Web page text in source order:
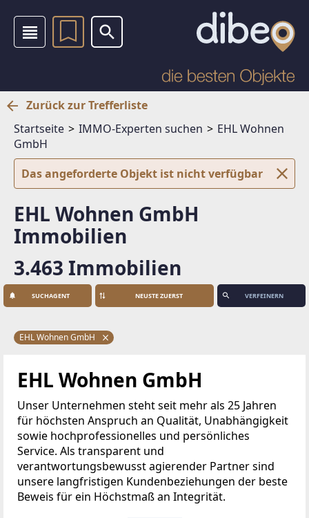
Zurück zur Trefferliste
Startseite
IMMO-Experten suchen
EHL Wohnen
GmbH
Das angeforderte Objekt ist nicht verfügbar
EHL Wohnen GmbH
Immobilien
3.463 Immobilien
SUCHAGENT VERFEINERN
EHL Wohnen GmbH
EHL Wohnen GmbH
Unser Unternehmen steht seit mehr als 25 Jahren
für höchsten Anspruch an Qualität, Unabhängigkeit
sowie hochprofessionelles und persönliches
Service. Als transparent und
verantwortungsbewusst agierender Partner sind
unsere langfristigen Kundenbeziehungen der beste
Beweis für ein Höchstmaß an Integrität.